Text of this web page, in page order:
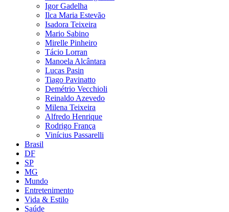
Igor Gadelha
Ilca Maria Estevão
Isadora Teixeira
Mario Sabino
Mirelle Pinheiro
Tácio Lorran
Manoela Alcântara
Lucas Pasin
Tiago Pavinatto
Demétrio Vecchioli
Reinaldo Azevedo
Milena Teixeira
Alfredo Henrique
Rodrigo França
Vinícius Passarelli
Brasil
DF
SP
MG
Mundo
Entretenimento
Vida & Estilo
Saúde